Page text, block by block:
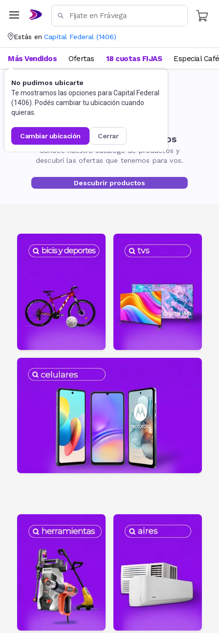
Estás en Capital Federal (1406)
No pudimos ubicarte
Te mostramos las opciones para Capital Federal
(1406). Podés cambiar tu ubicación cuando
quieras.
cambiar ubicación cerrar
Más Vendidos Ofertas 18 cuotas FIJAS Especial Café
No encontramos resultados
Conocé nuestro catálogo de productos y
descubrí las ofertas que tenemos para vos.
Descubrir productos